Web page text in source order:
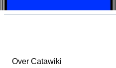
Over Catawiki